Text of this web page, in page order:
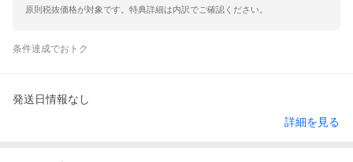
原則税抜価格が対象です。特典詳細は内訳でご確認ください。
条件達成でおトク
発送日情報なし
詳細を見る